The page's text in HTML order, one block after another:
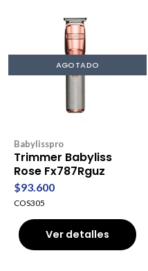
AGOTADO
Babylisspro
Trimmer Babyliss
Rose Fx787Rguz
$93.600
COS305
Ver detalles